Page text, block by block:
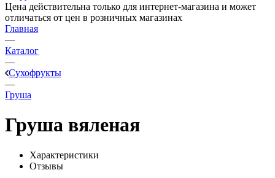
Цена действительна только для интернет-магазина и может
отличаться от цен в розничных магазинах
Главная
—
Каталог
—
Сухофрукты
—
Груша
Груша вяленая
Характеристики
Отзывы